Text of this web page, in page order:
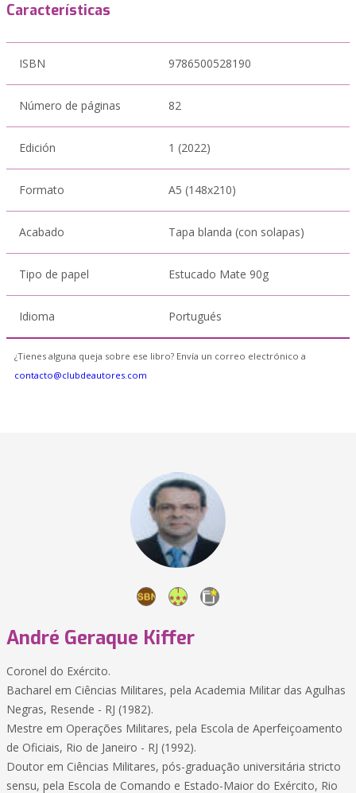
Características
ISBN 9786500528190
Número de páginas 82
Edición 1 (2022)
Formato A5 (148x210)
Acabado Tapa blanda (con solapas)
Tipo de papel Estucado Mate 90g
Idioma Portugués
¿Tienes alguna queja sobre ese libro? Envía un correo electrónico a
contacto@clubdeautores.com
André Geraque Kiffer
Coronel do Exército.
Bacharel em Ciências Militares, pela Academia Militar das Agulhas
Negras, Resende - RJ (1982).
Mestre em Operações Militares, pela Escola de Aperfeiçoamento
de Oficiais, Rio de Janeiro - RJ (1992).
Doutor em Ciências Militares, pós-graduação universitária stricto
sensu, pela Escola de Comando e Estado-Maior do Exército, Rio